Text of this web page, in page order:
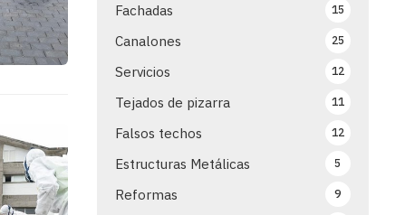
Fachadas 15
Canalones 25
Servicios 12
Tejados de pizarra 11
Falsos techos 12
Estructuras Metálicas 5
Reformas 9